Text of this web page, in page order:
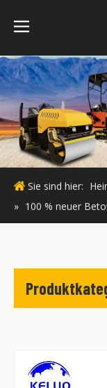
Sie sind hier:
» 100 % neuer